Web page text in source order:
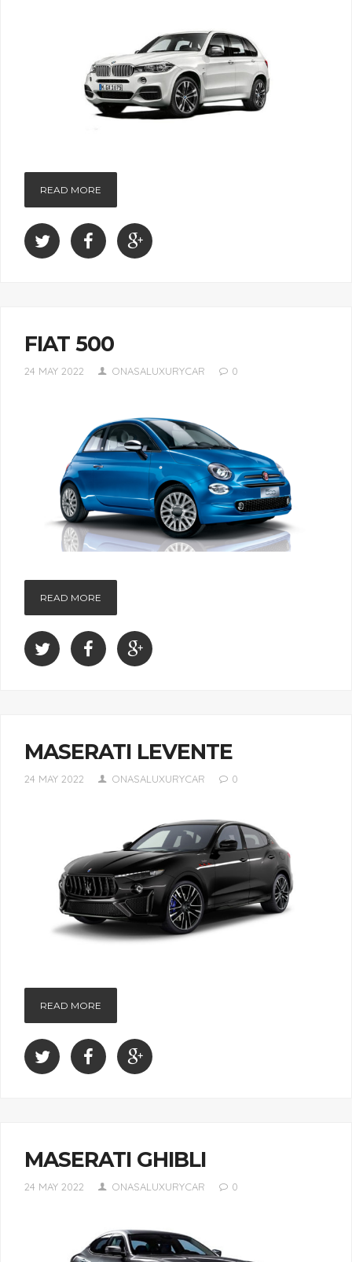
READ MORE
FIAT 500
24 MAY 2022 ONASALUXURYCAR 0
READ MORE
MASERATI LEVENTE
24 MAY 2022 ONASALUXURYCAR 0
READ MORE
MASERATI GHIBLI
24 MAY 2022 ONASALUXURYCAR 0